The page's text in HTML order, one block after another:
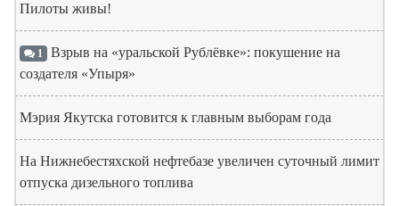
Пилоты живы!
1 Взрыв на «уральской Рублёвке»: покушение на
создателя «Упыря»
Мэрия Якутска готовится к главным выборам года
На Нижнебестяхской нефтебазе увеличен суточный лимит
отпуска дизельного топлива